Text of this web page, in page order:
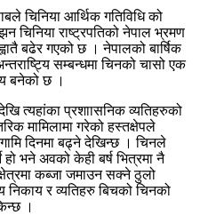
चिनिया आर्थिक गतिविधि को
राष्ट्रपतिको नेपाल भ्रमण
बढेर गएको छ । नेपालको बार्षिक
सम्बन्धमा चिनको चासो एक
बनेको छ ।
त्यहांका प्रशाासनिक व्यतिहरुको
मामिलामा गरेको हस्तक्षेपले
दिनमा बढ्ने देखिन्छ । चिनले
हो भने अवको केही बर्ष भित्रमा नै
कब्जा जमाउन सक्ने ठुलो
र व्यतिहरु बिचको चिनको
।